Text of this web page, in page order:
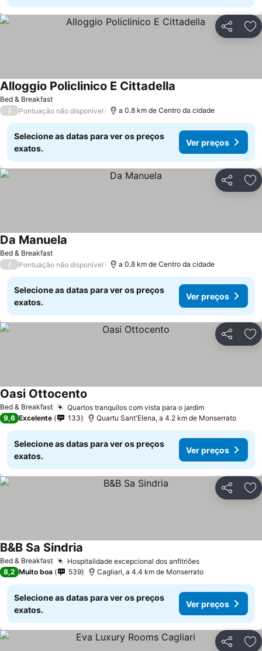
Partilhar
Bed & Breakfast
Alloggio Policlinico E Cittadella
/ Pontuação não disponível a 0.8 km de Centro da cidade
Selecione as datas para ver os preços
exatos.
Ver preços
Partilhar
Bed & Breakfast
Da Manuela
/ Pontuação não disponível a 0.8 km de Centro da cidade
Selecione as datas para ver os preços
exatos.
Ver preços
Partilhar
Bed & Breakfast Quartos tranquilos com vista para o jardim
Oasi Ottocento
9,6 Excelente 133 Quartu Sant'Elena, a 4.2 km de Monserrato
Selecione as datas para ver os preços
exatos.
Ver preços
Partilhar
Bed & Breakfast Hospitalidade excepcional dos anfitriões
B&B Sa Sindria
8,2 Muito boa 539 Cagliari, a 4.4 km de Monserrato
Selecione as datas para ver os preços
exatos.
Ver preços
Partilhar